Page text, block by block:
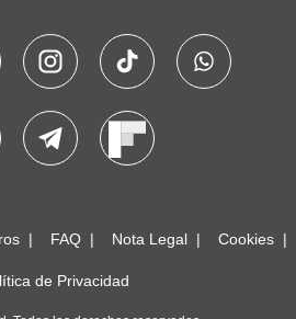
FAQ Nota Legal Cookies
de Privacidad